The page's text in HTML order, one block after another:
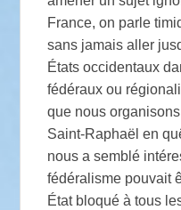
France, on parle
sans jamais aller
États occidentaux
fédéraux ou
que nous
Saint-Raphaël en
nous a semblé
fédéralisme pouvait
État bloqué à tous